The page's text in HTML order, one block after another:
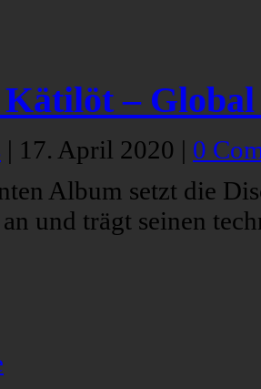
–
| 17. April 2020 | 0
Album setzt die
und trägt seinen